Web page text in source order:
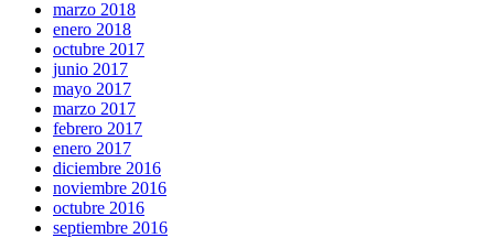
marzo 2018
enero 2018
octubre 2017
junio 2017
mayo 2017
marzo 2017
febrero 2017
enero 2017
diciembre 2016
noviembre 2016
octubre 2016
septiembre 2016